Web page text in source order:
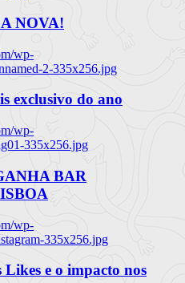
NOVA!
wp-
2-335x256.jpg
exclusivo do ano
wp-
335x256.jpg
BAR
wp-
335x256.jpg
e o impacto nos